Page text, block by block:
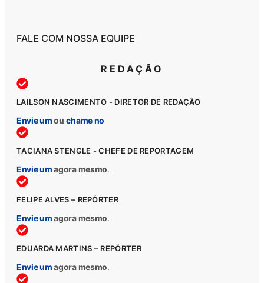
FALE COM NOSSA EQUIPE
REDAÇÃO
LAILSON NASCIMENTO - DIRETOR DE REDAÇÃO
Envie umou chame no
TACIANA STENGLE - CHEFE DE REPORTAGEM
Envie umagora mesmo.
FELIPE ALVES – REPÓRTER
Envie umagora mesmo.
EDUARDA MARTINS – REPÓRTER
Envie umagora mesmo.